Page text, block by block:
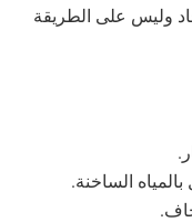
وليس على الطريقة
الساخنة.